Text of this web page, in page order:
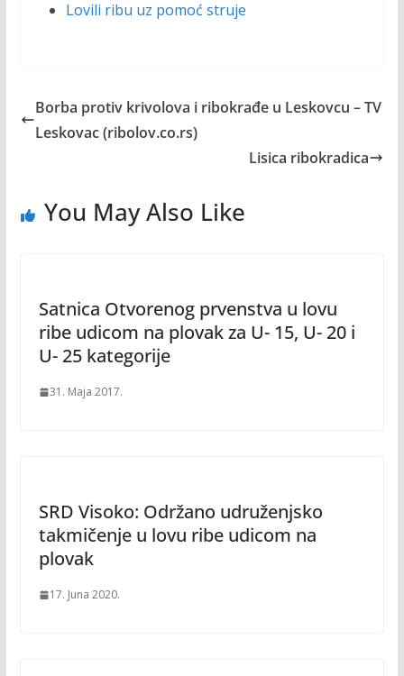
Lovili ribu uz pomoć struje
Borba protiv krivolova i ribokrađe u Leskovcu – TV
Leskovac (ribolov.co.rs)
Lisica ribokradica
You May Also Like
Satnica Otvorenog prvenstva u lovu
ribe udicom na plovak za U- 15, U- 20 i
U- 25 kategorije
31. Maja 2017.
SRD Visoko: Održano udruženjsko
takmičenje u lovu ribe udicom na
plovak
17. Juna 2020.